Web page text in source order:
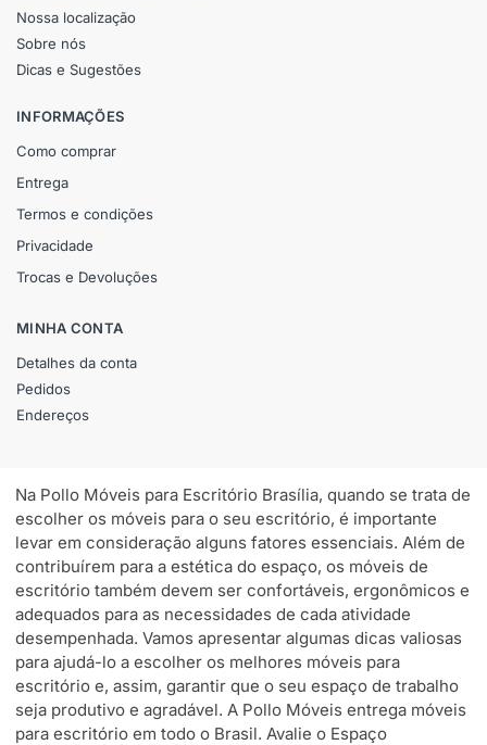
Nossa localização
Sobre nós
Dicas e Sugestões
INFORMAÇÕES
Como comprar
Entrega
Termos e condições
Privacidade
Trocas e Devoluções
MINHA CONTA
Detalhes da conta
Pedidos
Endereços
Na Pollo Móveis para Escritório Brasília, quando se trata de
escolher os móveis para o seu escritório, é importante
levar em consideração alguns fatores essenciais. Além de
contribuírem para a estética do espaço, os móveis de
escritório também devem ser confortáveis, ergonômicos e
adequados para as necessidades de cada atividade
desempenhada. Vamos apresentar algumas dicas valiosas
para ajudá-lo a escolher os melhores móveis para
escritório e, assim, garantir que o seu espaço de trabalho
seja produtivo e agradável. A Pollo Móveis entrega móveis
para escritório em todo o Brasil. Avalie o Espaço